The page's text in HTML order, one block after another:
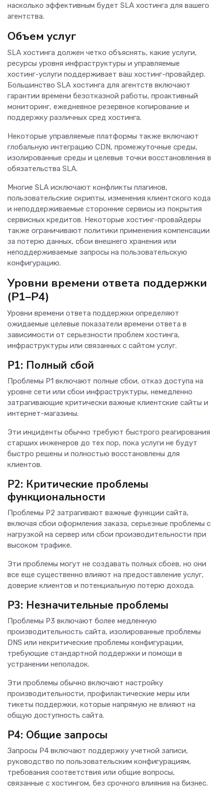
насколько эффективным будет SLA хостинга для вашего
агентства.
Объем услуг
SLA хостинга должен четко объяснять, какие услуги,
ресурсы уровня инфраструктуры и управляемые
хостинг-услуги поддерживает ваш хостинг-провайдер.
Большинство SLA хостинга для агентств включают
гарантии времени безотказной работы, проактивный
мониторинг, ежедневное резервное копирование и
поддержку различных сред хостинга.
Некоторые управляемые платформы также включают
глобальную интеграцию CDN, промежуточные среды,
изолированные среды и целевые точки восстановления в
обязательства SLA.
Многие SLA исключают конфликты плагинов,
пользовательские скрипты, изменения клиентского кода
и неподдерживаемые сторонние сервисы из покрытия
сервисных кредитов. Некоторые хостинг-провайдеры
также ограничивают политики применения компенсации
за потерю данных, сбои внешнего хранения или
неподдерживаемые запросы на пользовательскую
конфигурацию.
Уровни времени ответа поддержки
(P1–P4)
Уровни времени ответа поддержки определяют
ожидаемые целевые показатели времени ответа в
зависимости от серьезности проблем хостинга,
инфраструктуры или связанных с сайтом услуг.
P1: Полный сбой
Проблемы P1 включают полные сбои, отказ доступа на
уровне сети или сбои инфраструктуры, немедленно
затрагивающие критически важные клиентские сайты и
интернет-магазины.
Эти инциденты обычно требуют быстрого реагирования
старших инженеров до тех пор, пока услуги не будут
быстро решены и полностью восстановлены для
клиентов.
P2: Критические проблемы
функциональности
Проблемы P2 затрагивают важные функции сайта,
включая сбои оформления заказа, серьезные проблемы с
нагрузкой на сервер или сбои производительности при
высоком трафике.
Эти проблемы могут не создавать полных сбоев, но они
все еще существенно влияют на предоставление услуг,
доверие клиентов и потенциальную потерю дохода.
P3: Незначительные проблемы
Проблемы P3 включают более медленную
производительность сайта, изолированные проблемы
DNS или некритические проблемы конфигурации,
требующие стандартной поддержки и помощи в
устранении неполадок.
Эти проблемы обычно включают настройку
производительности, профилактические меры или
тикеты поддержки, которые напрямую не влияют на
общую доступность сайта.
P4: Общие запросы
Запросы P4 включают поддержку учетной записи,
руководство по пользовательским конфигурациям,
требования соответствия или общие вопросы,
связанные с хостингом, без срочного влияния на бизнес.